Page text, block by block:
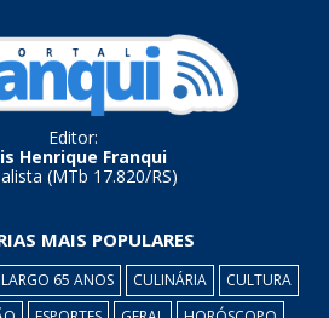
Editor:
Henrique Franqui
(MTb 17.820/RS)
MAIS POPULARES
LARGO 65 ANOS CULINÁRIA
CULTURA